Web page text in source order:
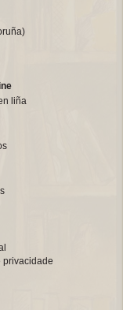
liña
privacidade